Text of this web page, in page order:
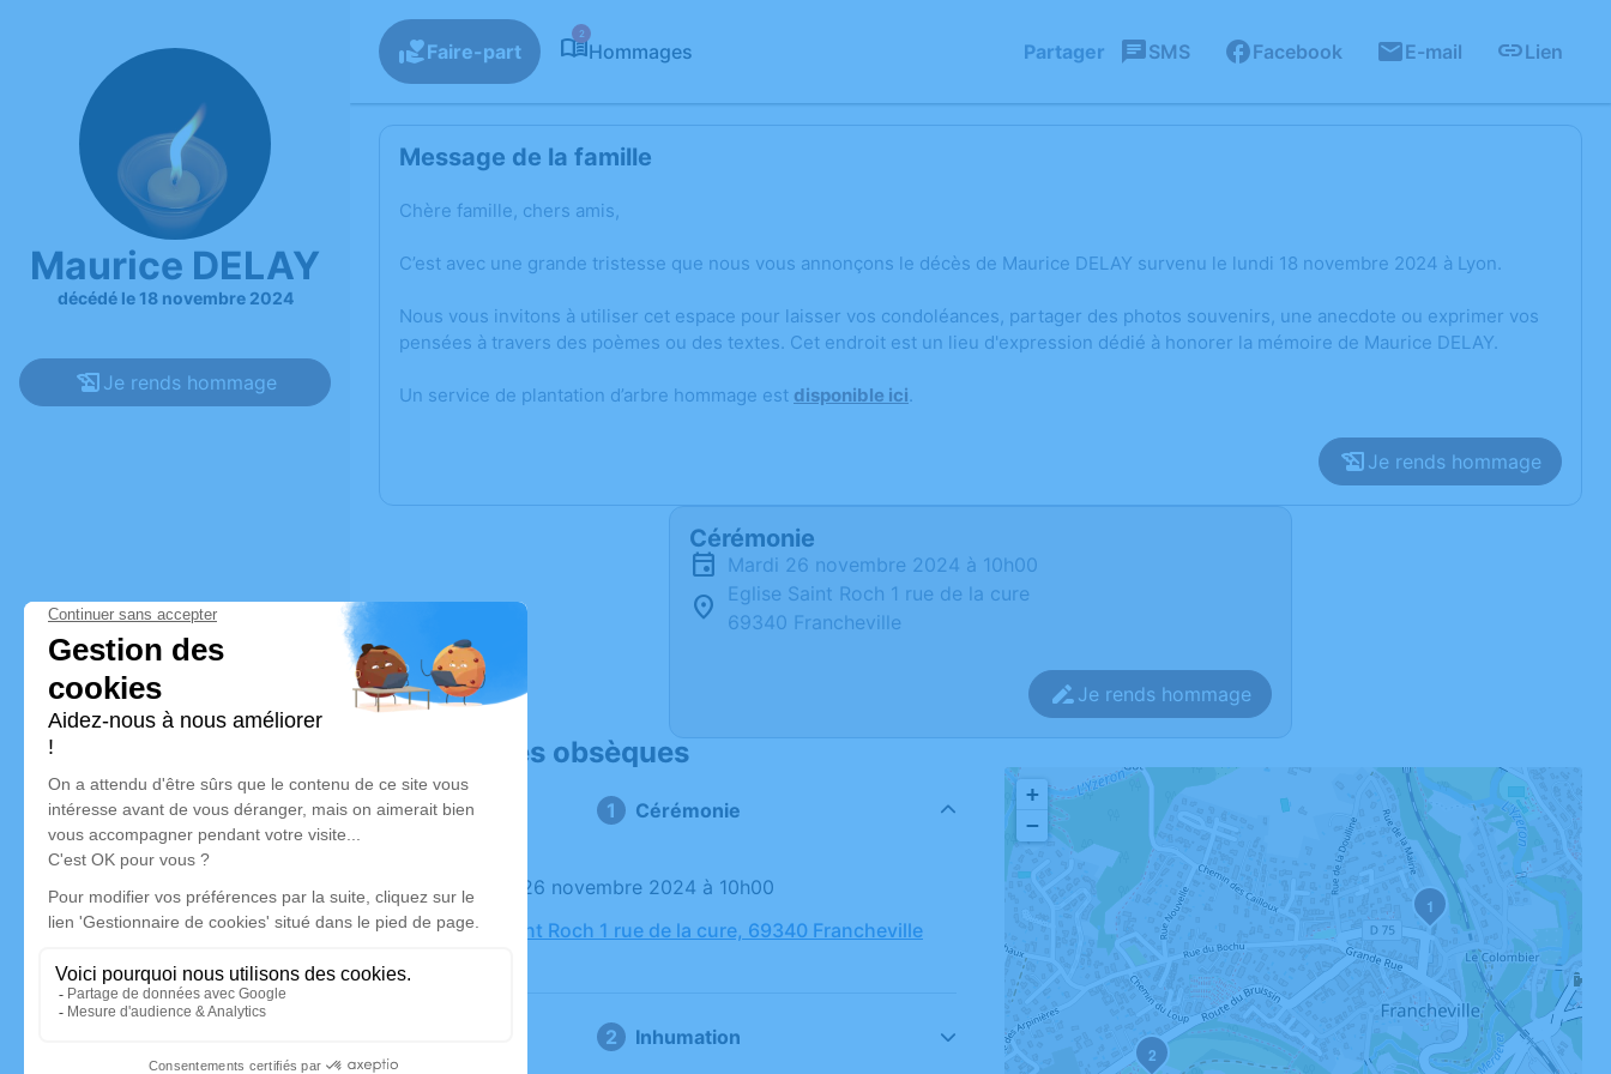
Maurice DELAY
décédé le 18 novembre 2024
Je rends hommage
Faire-part
2
Hommages Partager SMS Facebook E-mail Lien
Message de la famille
Chère famille, chers amis,
C’est avec une grande tristesse que nous vous annonçons le décès de Maurice DELAY survenu le lundi 18 novembre 2024 à Lyon.
Nous vous invitons à utiliser cet espace pour laisser vos condoléances, partager des photos souvenirs, une anecdote ou exprimer vos
pensées à travers des poèmes ou des textes. Cet endroit est un lieu d'expression dédié à honorer la mémoire de Maurice DELAY.
Un service de plantation d’arbre hommage est disponible ici.
Je rends hommage
Cérémonie
mardi 26 novembre 2024 à 10h00
Eglise Saint Roch 1 rue de la cure
69340 Francheville
Je rends hommage
Déroulé des obsèques
Cérémonie
Le mardi 26 novembre 2024 à 10h00
Eglise Saint Roch 1 rue de la cure, 69340 Francheville
Inhumation
1
2
+
−